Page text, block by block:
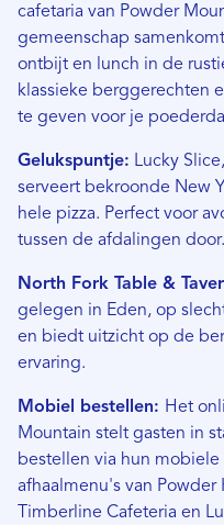
cafetaria van Powder
gemeenschap
ontbijt en lunch in de
klassieke berggerechten
te geven voor je
Gelukspuntje: Lucky
serveert bekroonde New
hele pizza. Perfect voor
tussen de afdalingen door.
North Fork Table &
gelegen in Eden, op
en biedt uitzicht op de
ervaring.
Mobiel bestellen: Het
Mountain stelt gasten in
bestellen via hun
afhaalmenu's van
Timberline Cafeteria en